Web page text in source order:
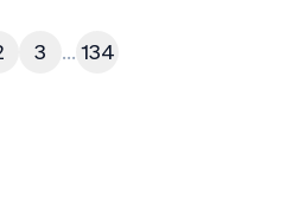
3 ... 134